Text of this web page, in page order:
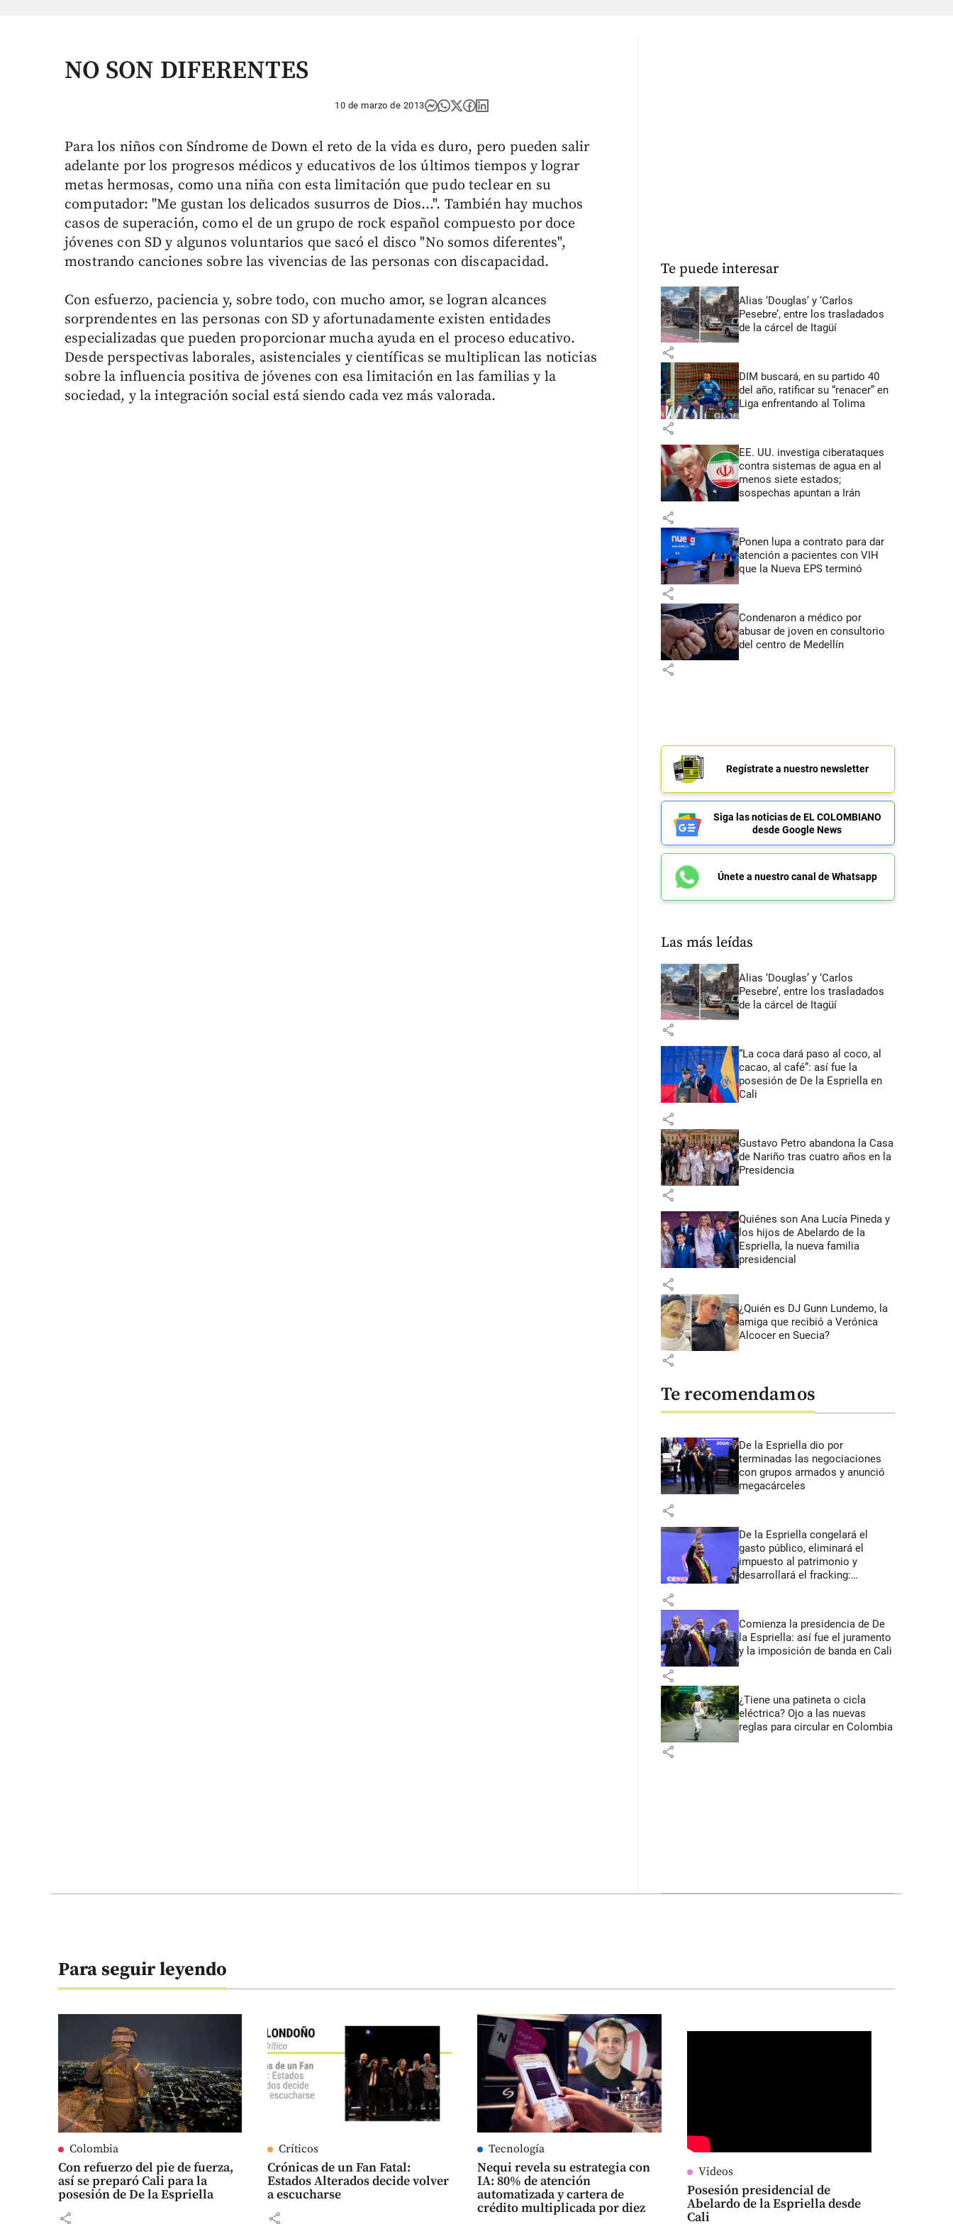
NO SON DIFERENTES
10 de marzo de 2013
Para los niños con Síndrome de Down el reto de la vida es duro, pero pueden salir
adelante por los progresos médicos y educativos de los últimos tiempos y lograr
metas hermosas, como una niña con esta limitación que pudo teclear en su
computador: "Me gustan los delicados susurros de Dios…". También hay muchos
casos de superación, como el de un grupo de rock español compuesto por doce
jóvenes con SD y algunos voluntarios que sacó el disco "No somos diferentes",
mostrando canciones sobre las vivencias de las personas con discapacidad.
Con esfuerzo, paciencia y, sobre todo, con mucho amor, se logran alcances
sorprendentes en las personas con SD y afortunadamente existen entidades
especializadas que pueden proporcionar mucha ayuda en el proceso educativo.
Desde perspectivas laborales, asistenciales y científicas se multiplican las noticias
sobre la influencia positiva de jóvenes con esa limitación en las familias y la
sociedad, y la integración social está siendo cada vez más valorada.
Te puede interesar
Alias ‘Douglas’ y ‘Carlos
Pesebre’, entre los trasladados
de la cárcel de Itagüí
share
DIM buscará, en su partido 40
del año, ratificar su “renacer” en
Liga enfrentando al Tolima
share
EE. UU. investiga ciberataques
contra sistemas de agua en al
menos siete estados;
sospechas apuntan a Irán
share
Ponen lupa a contrato para dar
atención a pacientes con VIH
que la Nueva EPS terminó
share
Condenaron a médico por
abusar de joven en consultorio
del centro de Medellín
share
Regístrate a nuestro newsletter
Siga las noticias de EL COLOMBIANO
desde Google News
Únete a nuestro canal de Whatsapp
Las más leídas
Alias ‘Douglas’ y ‘Carlos
Pesebre’, entre los trasladados
de la cárcel de Itagüí
share
“La coca dará paso al coco, al
cacao, al café”: así fue la
posesión de De la Espriella en
Cali
share
Gustavo Petro abandona la Casa
de Nariño tras cuatro años en la
Presidencia
share
Quiénes son Ana Lucía Pineda y
los hijos de Abelardo de la
Espriella, la nueva familia
presidencial
share
¿Quién es DJ Gunn Lundemo, la
amiga que recibió a Verónica
Alcocer en Suecia?
share
Te recomendamos
De la Espriella dio por
terminadas las negociaciones
con grupos armados y anunció
megacárceles
share
De la Espriella congelará el
gasto público, eliminará el
impuesto al patrimonio y
desarrollará el fracking:
share
Comienza la presidencia de De
la Espriella: así fue el juramento
y la imposición de banda en Cali
share
¿Tiene una patineta o cicla
eléctrica? Ojo a las nuevas
reglas para circular en Colombia
share
Para seguir leyendo
Colombia
Con refuerzo del pie de fuerza,
así se preparó Cali para la
posesión de De la Espriella
share
Críticos
Crónicas de un Fan Fatal:
Estados Alterados decide volver
a escucharse
share
Tecnología
Nequi revela su estrategia con
IA: 80% de atención
automatizada y cartera de
crédito multiplicada por diez
Videos
Posesión presidencial de
Abelardo de la Espriella desde
Cali